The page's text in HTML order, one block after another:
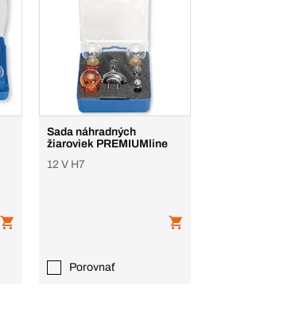
Sada náhradných
žiaroviek PREMIUMline
12 V H7
Porovnať